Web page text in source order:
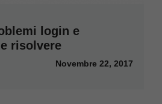
login e
risolvere
Novembre 22, 2017